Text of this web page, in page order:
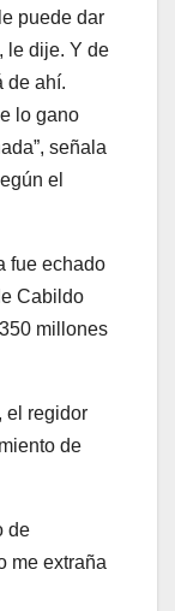
puede dar
le dije. Y de
de ahí.
lo gano
señala
el
fue echado
Cabildo
millones
el regidor
de
de
me extraña